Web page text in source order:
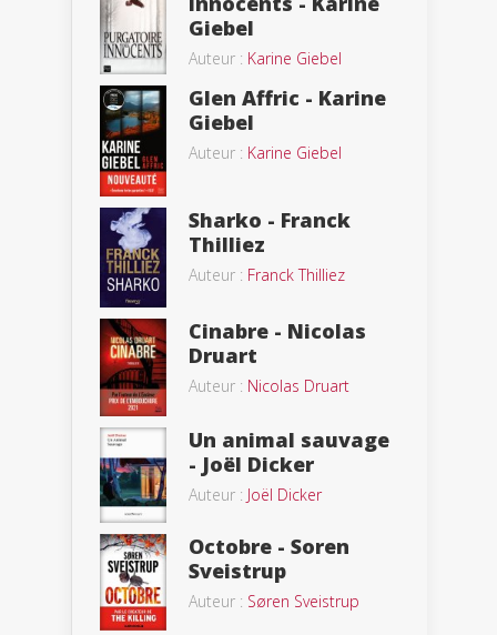
Giebel
Auteur : Karine Giebel
Glen Affric - Karine
Giebel
Auteur : Karine Giebel
Sharko - Franck
Thilliez
Auteur : Franck Thilliez
Cinabre - Nicolas
Druart
Auteur : Nicolas Druart
Un animal sauvage
- Joël Dicker
Auteur : Joël Dicker
Octobre - Soren
Sveistrup
Auteur : Søren Sveistrup